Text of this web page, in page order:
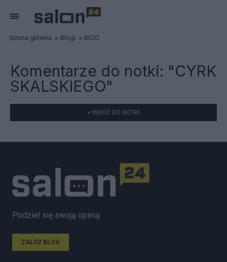
Strona główna Blogi BICO
Komentarze do notki: "CYRK
SKALSKIEGO"
« WRÓĆ DO NOTKI
Podziel się swoją opinią
ZAŁÓŻ BLOG